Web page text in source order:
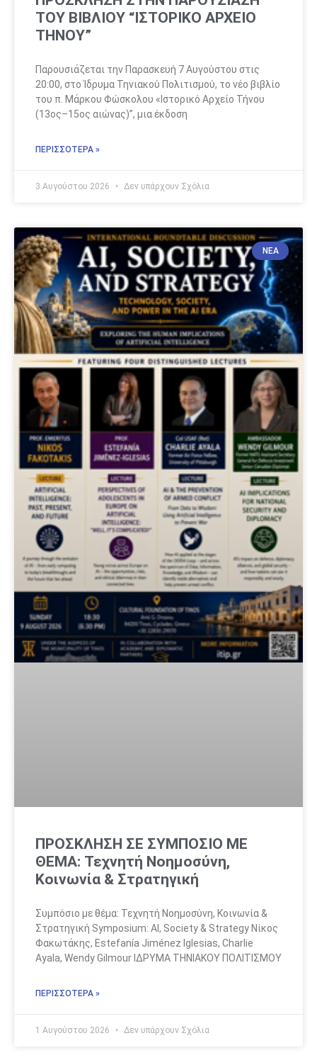
ΤΟΥ ΒΙΒΛΙΟΥ “ΙΣΤΟΡΙΚΟ ΑΡΧΕΙΟ
ΤΗΝΟΥ”
Παρουσιάζεται την Παρασκευή 7 Αυγούστου στις
20:00, στο Ίδρυμα Τηνιακού Πολιτισμού, το νέο βιβλίο
του π. Μάρκου Φώσκολου «Ιστορικό Αρχείο Τήνου
(13ος–15ος αιώνας)”, μια έκδοση
ΠΕΡΙΣΣΟΤΕΡΑ »
3 Αυγούστου 2026 Δεν υπάρχουν Σχόλια
ΝΈΑ
ΠΡΟΣΚΛΗΣΗ ΣΕ ΣΥΜΠΟΣΙΟ ΜΕ
ΘΕΜΑ: Τεχνητή Νοημοσύνη,
Κοινωνία & Στρατηγική
Συμπόσιο με θέμα: Τεχνητή Νοημοσύνη, Κοινωνία &
Στρατηγική Symposium: AI, Society & Strategy Νίκος
Φακωτάκης, Estefanía Jiménez Iglesias, Charlie
Ayala, Wendy Gilmour ΙΔΡΥΜΑ ΤΗΝΙΑΚΟΥ ΠΟΛΙΤΙΣΜΟΥ
ΠΕΡΙΣΣΟΤΕΡΑ »
1 Αυγούστου 2026 Δεν υπάρχουν Σχόλια